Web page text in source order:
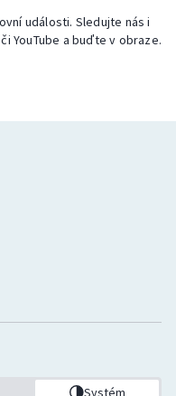
události. Sledujte nás i
YouTube a buďte v obraze.
Systém